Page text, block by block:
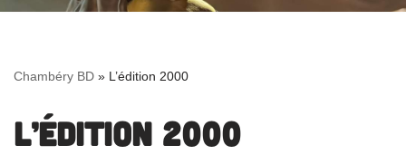
Chambéry BD » L’édition 2000
L’édition 2000